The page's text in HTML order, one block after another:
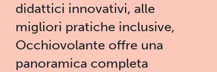
didattici innovativi, alle
migliori pratiche inclusive,
Occhiovolante offre una
panoramica completa